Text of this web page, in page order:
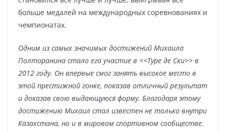
больше медалей на международных соревнованиях и
чемпионатах.
Одним из самых значимых достижений Михаила
Полторанина стало его участие в <<Туре де Ски>> в
2012 году. Он впервые смог занять высокое место в
этой престижной гонке, показав отличный результат
и доказав свою выдающуюся форму. Благодаря этому
достижению Михаил стал известен не только внутри
Казахстана, но и в мировом спортивном сообществе.